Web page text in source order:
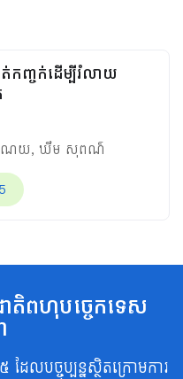
ញ្ចក់ដើម្បីរំលាយ
ណយ, ឃឹម សុពណ៌
តិពហុបច្ចេកទេស
ដែលបច្ចុប្បន្នស្ថិតក្រោមការ